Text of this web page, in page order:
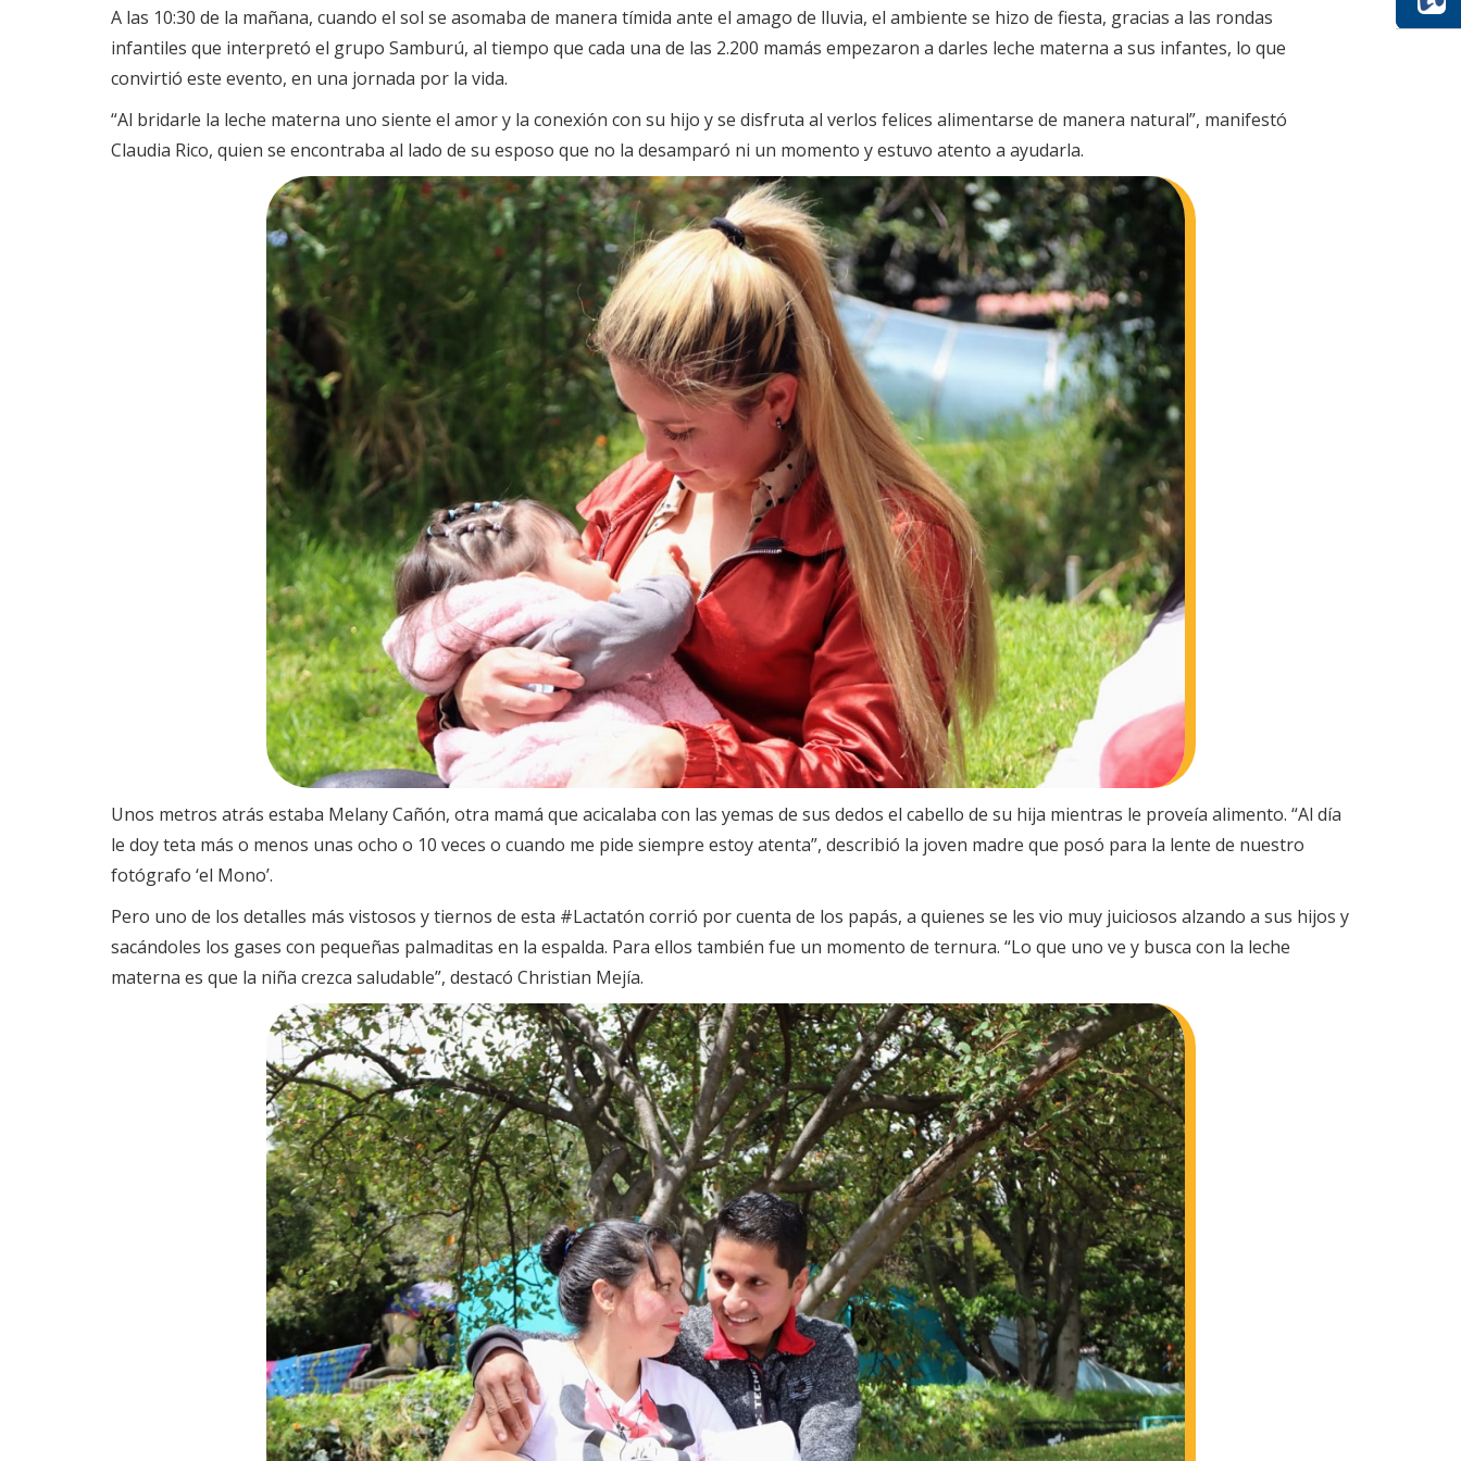
A las 10:30 de la mañana, cuando el sol se asomaba de manera tímida ante el amago de lluvia, el ambiente se hizo de fiesta, gracias a las rondas
infantiles que interpretó el grupo Samburú, al tiempo que cada una de las 2.200 mamás empezaron a darles leche materna a sus infantes, lo que
convirtió este evento, en una jornada por la vida.
“Al bridarle la leche materna uno siente el amor y la conexión con su hijo y se disfruta al verlos felices alimentarse de manera natural”, manifestó
Claudia Rico, quien se encontraba al lado de su esposo que no la desamparó ni un momento y estuvo atento a ayudarla.
Unos metros atrás estaba Melany Cañón, otra mamá que acicalaba con las yemas de sus dedos el cabello de su hija mientras le proveía alimento. “Al día
le doy teta más o menos unas ocho o 10 veces o cuando me pide siempre estoy atenta”, describió la joven madre que posó para la lente de nuestro
fotógrafo ‘el Mono’.
Pero uno de los detalles más vistosos y tiernos de esta #Lactatón corrió por cuenta de los papás, a quienes se les vio muy juiciosos alzando a sus hijos y
sacándoles los gases con pequeñas palmaditas en la espalda. Para ellos también fue un momento de ternura. “Lo que uno ve y busca con la leche
materna es que la niña crezca saludable”, destacó Christian Mejía.